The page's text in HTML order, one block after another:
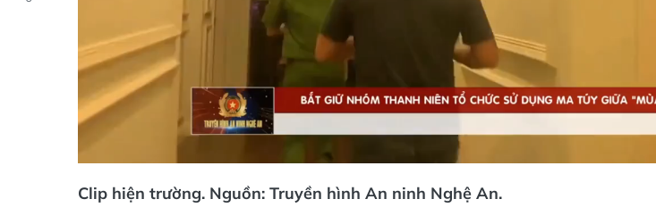
Video
Clip hiện trường. Nguồn: Truyền hình An ninh Nghệ An.